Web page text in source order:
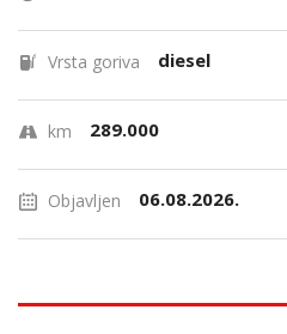
Vrsta goriva diesel
km 289.000
Objavljen 06.08.2026.